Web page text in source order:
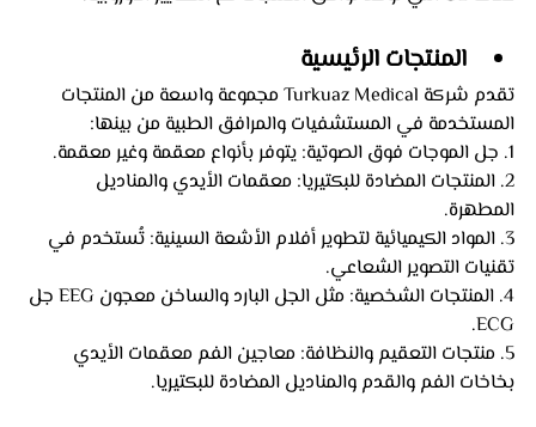
المنتجات الرئيسية
تقدم شركة Turkuaz Medical مجموعة واسعة من المنتجات
المستخدمة في المستشفيات والمرافق الطبية من بينها:
1. جل الموجات فوق الصوتية: يتوفر بأنواع معقمة وغير معقمة.
2. المنتجات المضادة للبكتيريا: معقمات الأيدي والمناديل
المطهرة.
3. المواد الكيميائية لتطوير أفلام الأشعة السينية: تُستخدم في
تقنيات التصوير الشعاعي.
4. المنتجات الشخصية: مثل الجل البارد والساخن معجون EEG جل
ECG.
5. منتجات التعقيم والنظافة: معاجين الفم معقمات الأيدي
بخاخات الفم والقدم والمناديل المضادة للبكتيريا.